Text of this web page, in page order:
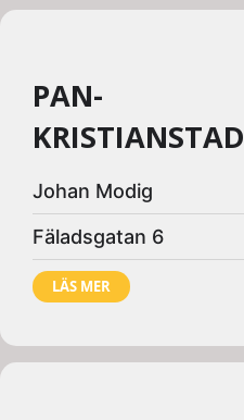
PAN-
KRISTIANSTAD
Johan Modig
Fäladsgatan 6
LÄS MER